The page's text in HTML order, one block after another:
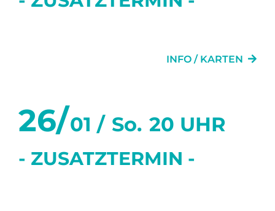
INFO / KARTEN
26/01 / So. 20 UHR
- ZUSATZTERMIN -